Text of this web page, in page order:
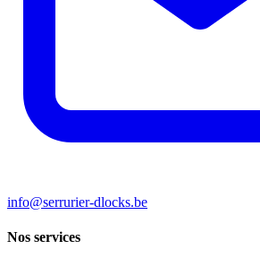
info@serrurier-dlocks.be
Nos services